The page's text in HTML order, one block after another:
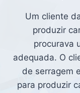
Um cliente
produzir
procurava
adequada. O
de serragem
para produzir